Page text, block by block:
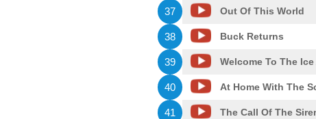
37 Out Of This World
38 Buck Returns
39 Welcome To The Ice
40 At Home With The
41 The Call Of The